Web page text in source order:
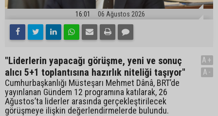
16:01 06 Ağustos 2026
"Liderlerin yapacağı görüşme, yeni ve sonuç
alıcı 5+1 toplantısına hazırlık niteliği taşıyor"
Cumhurbaşkanlığı Müsteşarı Mehmet Dânâ, BRT’de
yayınlanan Gündem 12 programına katılarak, 26
Ağustos’ta liderler arasında gerçekleştirilecek
görüşmeye ilişkin değerlendirmelerde bulundu.
A+
A-